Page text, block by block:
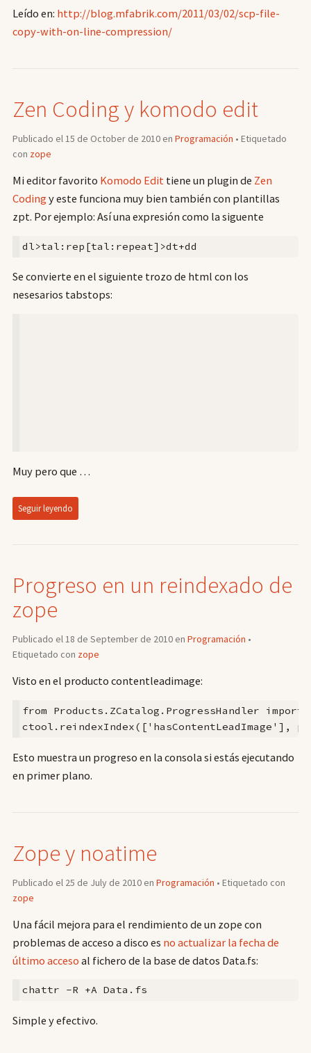
Leído en: http://blog.mfabrik.com/2011/03/02/scp-file-
copy-with-on-line-compression/
Zen Coding y komodo edit
Publicado el 15 de October de 2010 en Programación • Etiquetado
con zope
Mi editor favorito Komodo Edit tiene un plugin de Zen
Coding y este funciona muy bien también con plantillas
zpt. Por ejemplo: Así una expresión como la siguente
Se convierte en el siguiente trozo de html con los
nesesarios tabstops:
Muy pero que …
Seguir leyendo
Progreso en un reindexado de
zope
Publicado el 18 de September de 2010 en Programación •
Etiquetado con zope
Visto en el producto contentleadimage:
from Products.ZCatalog.ProgressHandler import
ctool.reindexIndex(['hasContentLeadImage'],
Esto muestra un progreso en la consola si estás ejecutando
en primer plano.
Zope y noatime
Publicado el 25 de July de 2010 en Programación • Etiquetado con
zope
Una fácil mejora para el rendimiento de un zope con
problemas de acceso a disco es no actualizar la fecha de
último acceso al fichero de la base de datos Data.fs:
Simple y efectivo.